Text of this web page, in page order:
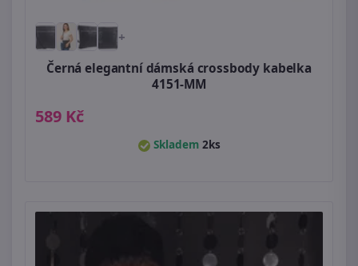
+
Černá elegantní dámská crossbody kabelka
4151-MM
589 Kč
Skladem 2ks